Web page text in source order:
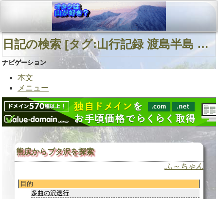
日記の検索 [タグ:山行記録 渡島半島 狩場山塊 大沢] 01～01(01件中)
ナビゲーション
本文
メニュー
熊戻からブタ沢を探索
ふ～ちゃん
目的
多曲の沢遡行